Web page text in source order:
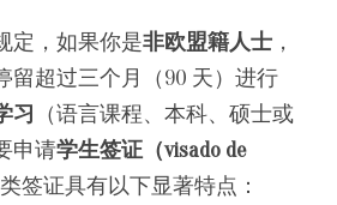
定，如果你是非欧盟籍人士 ，
留超过三个月（90 天）进行
习
（语言课程、本科、硕士或
申请学生签证（visado de
签证具有以下显著特点：